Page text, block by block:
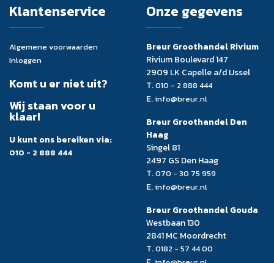
Klantenservice
Algemene voorwaarden
Inloggen
Komt u er niet uit?
Wij staan voor u
klaar!
U kunt ons bereiken via:
010 - 2 888 444
Onze gegevens
Breur Groothandel Rivium
Rivium Boulevard 147
2909 LK Capelle a/d IJssel
T.010 - 2 888 444
E. info@breur.nl
Breur Groothandel Den
Haag
Singel 81
2497 GS Den Haag
T.070 - 30 75 959
E. info@breur.nl
Breur Groothandel Gouda
Westbaan 130
2841 MC Moordrecht
T.0182 - 57 44 00